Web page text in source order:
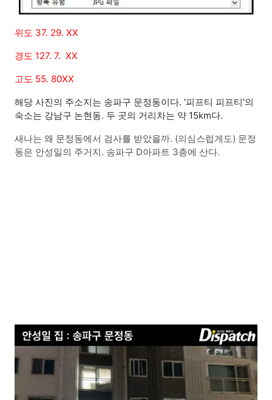
위도 37. 29. XX
경도 127. 7. XX
고도 55. 80XX
해당 사진의 주소지는 송파구 문정동이다. '피프티 피프티'의
숙소는 강남구 논현동. 두 곳의 거리차는 약 15km다.
새나는 왜 문정동에서 검사를 받았을까. (의심스럽게도) 문정
동은 안성일의 주거지. 송파구 D아파트 3층에 산다.